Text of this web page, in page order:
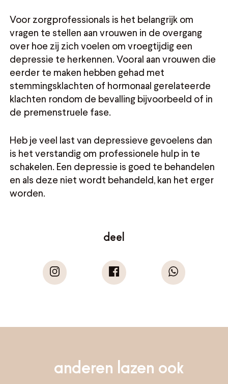
Voor zorgprofessionals is het belangrijk om
vragen te stellen aan vrouwen in de overgang
over hoe zij zich voelen om vroegtijdig een
depressie te herkennen. Vooral aan vrouwen die
eerder te maken hebben gehad met
stemmingsklachten of hormonaal gerelateerde
klachten rondom de bevalling bijvoorbeeld of in
de premenstruele fase.
Heb je veel last van depressieve gevoelens dan
is het verstandig om professionele hulp in te
schakelen. Een depressie is goed te behandelen
en als deze niet wordt behandeld, kan het erger
worden.
deel
anderen lazen ook